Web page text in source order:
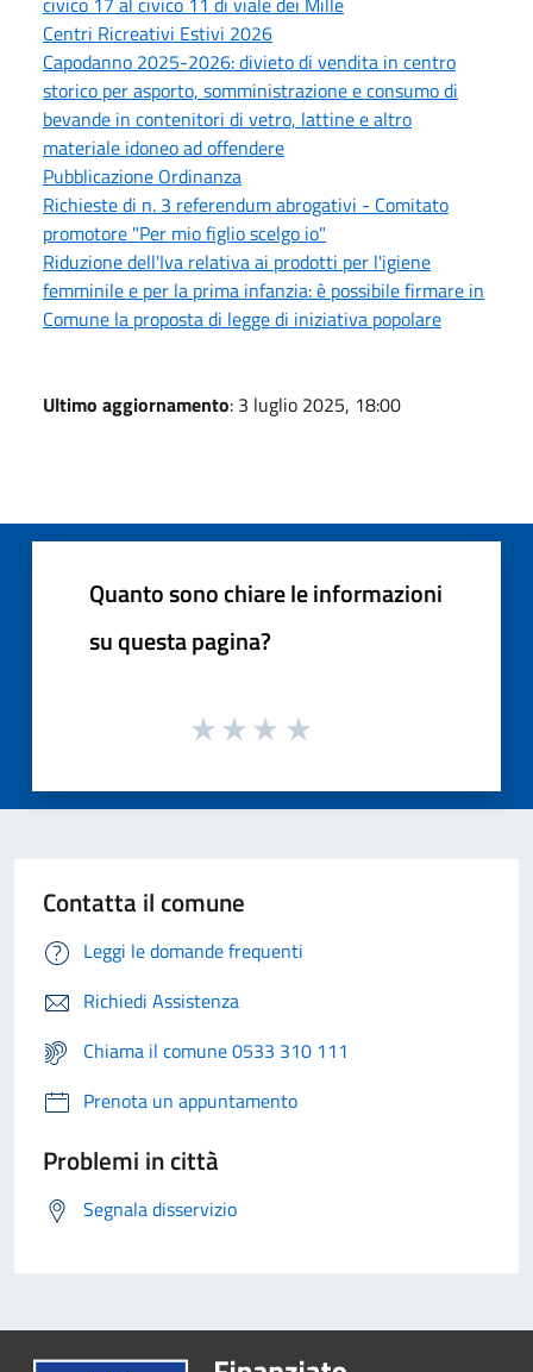
Centri Ricreativi Estivi 2026
Capodanno 2025-2026: divieto di vendita in centro
storico per asporto, somministrazione e consumo di
bevande in contenitori di vetro, lattine e altro
materiale idoneo ad offendere
Pubblicazione Ordinanza
Richieste di n. 3 referendum abrogativi - Comitato
promotore "Per mio figlio scelgo io"
Riduzione dell'Iva relativa ai prodotti per l'igiene
femminile e per la prima infanzia: è possibile firmare in
Comune la proposta di legge di iniziativa popolare
Ultimo aggiornamento: 3 luglio 2025, 18:00
Quanto sono chiare le informazioni
su questa pagina?
Contatta il comune
Leggi le domande frequenti
Richiedi Assistenza
Chiama il comune 0533 310 111
Prenota un appuntamento
Problemi in città
Segnala disservizio